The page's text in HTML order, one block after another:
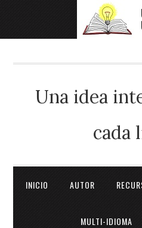
Una idea
cada
INICIO AUTOR
MULTI-IDIOMA